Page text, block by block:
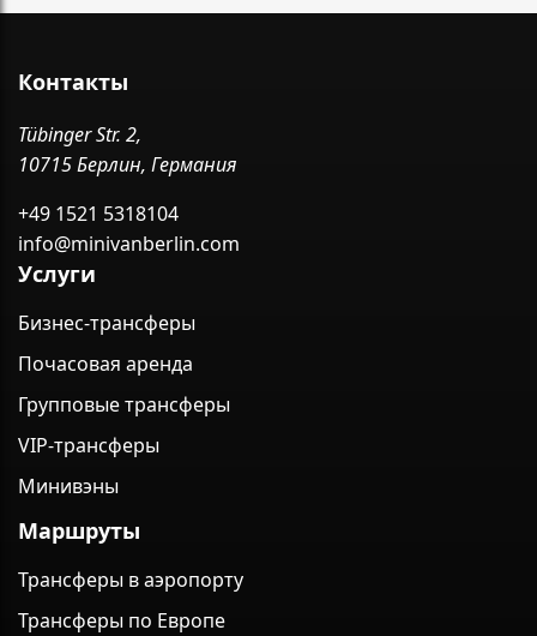
Контакты
Tübinger Str. 2,
10715 Берлин, Германия
+49 1521 5318104
info@minivanberlin.com
Услуги
Бизнес-трансферы
Почасовая аренда
Групповые трансферы
VIP-трансферы
Минивэны
Маршруты
Трансферы в аэропорту
Трансферы по Европе